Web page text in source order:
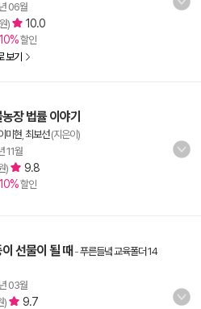
06월
) 10.0
10%할인
보기
장 법률 이야기
미현 최보선(지은이)
11월
) 9.8
10%할인
선물이 될 때 -푸른들녘 교육폴더 14
03월
) 9.7